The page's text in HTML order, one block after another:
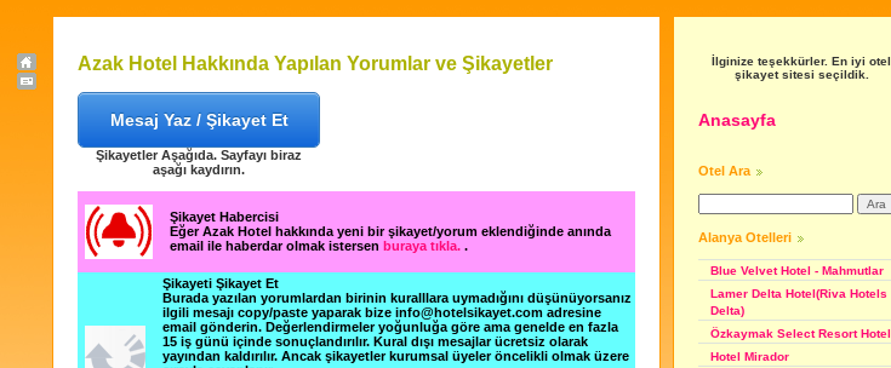
Azak Hotel Hakkında Yapılan Yorumlar ve Şikayetler
Mesaj Yaz / Şikayet Et
Şikayetler Aşağıda. Sayfayı biraz
aşağı kaydırın.
Şikayet Habercisi
Eğer Azak Hotel hakkında yeni bir şikayet/yorum eklendiğinde anında
email ile haberdar olmak istersen buraya tıkla. .
Şikayeti Şikayet Et
Burada yazılan yorumlardan birinin kuralllara uymadığını düşünüyorsanız
ilgili mesajı copy/paste yaparak bize info@hotelsikayet.com adresine
email gönderin. Değerlendirmeler yoğunluğa göre ama genelde en fazla
15 iş günü içinde sonuçlandırılır. Kural dışı mesajlar ücretsiz olarak
yayından kaldırılır. Ancak şikayetler kurumsal üyeler öncelikli olmak üzere
İlginize teşekkürler. En iyi otel
şikayet sitesi seçildik.
Anasayfa
Otel Ara
Alanya Otelleri
Blue Velvet Hotel - Mahmutlar
Lamer Delta Hotel(Riva Hotels
Delta)
Özkaymak Select Resort Hotel
Hotel Mirador